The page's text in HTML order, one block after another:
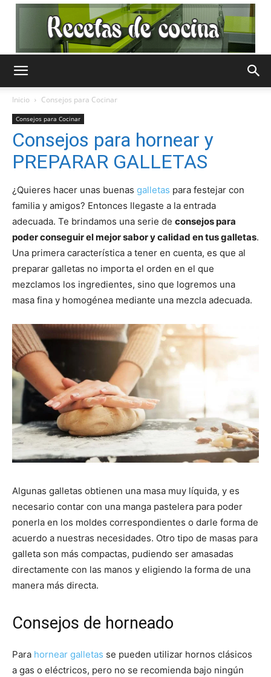
de
Cocina
Gratis
|
Receta
Cocina
Online
Recetas
Fáciles
Inicio Consejos para Cocinar
Consejos para Cocinar
Consejos para hornear y
PREPARAR GALLETAS
¿Quieres hacer unas buenas galletas para festejar con
familia y amigos? Entonces llegaste a la entrada
adecuada. Te brindamos una serie de consejos para
poder conseguir el mejor sabor y calidad en tus galletas.
Una primera característica a tener en cuenta, es que al
preparar galletas no importa el orden en el que
mezclamos los ingredientes, sino que logremos una
masa fina y homogénea mediante una mezcla adecuada.
Algunas galletas obtienen una masa muy líquida, y es
necesario contar con una manga pastelera para poder
ponerla en los moldes correspondientes o darle forma de
acuerdo a nuestras necesidades. Otro tipo de masas para
galleta son más compactas, pudiendo ser amasadas
directamente con las manos y eligiendo la forma de una
manera más directa.
Consejos de horneado
Para hornear galletas se pueden utilizar hornos clásicos
a gas o eléctricos, pero no se recomienda bajo ningún